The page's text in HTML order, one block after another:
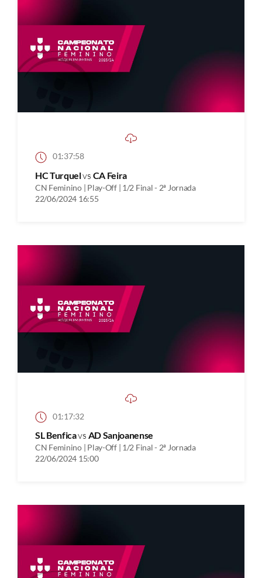
01:37:58
HC Turquelvs CA Feira
CN Feminino | Play-Off | 1/2 Final - 2ª Jornada
22/06/2024 16:55
01:17:32
SL Benficavs AD Sanjoanense
CN Feminino | Play-Off | 1/2 Final - 2ª Jornada
22/06/2024 15:00